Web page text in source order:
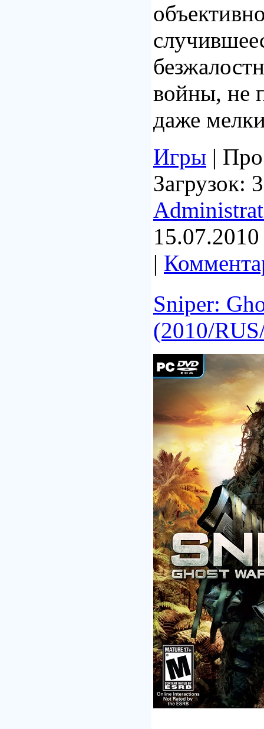
войны,
даже
Игры |
Загрузок:
15.07.2010
|
Sniper:
(2010/